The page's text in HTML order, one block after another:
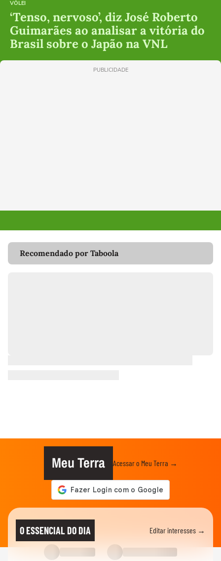
VÔLEI
‘Tenso, nervoso’, diz José Roberto
Guimarães ao analisar a vitória do
Brasil sobre o Japão na VNL
PUBLICIDADE
Recomendado por Taboola
Meu Terra Acessar o Meu Terra →
O ESSENCIAL DO DIA Editar interesses →